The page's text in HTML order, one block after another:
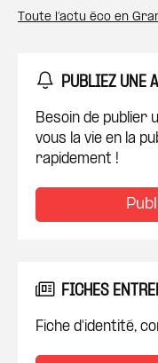
Toute l’actu éco en
PUBLIEZ UNE
Besoin de publier
vous la vie en la
rapidement !
FICHES
Fiche d'identité,